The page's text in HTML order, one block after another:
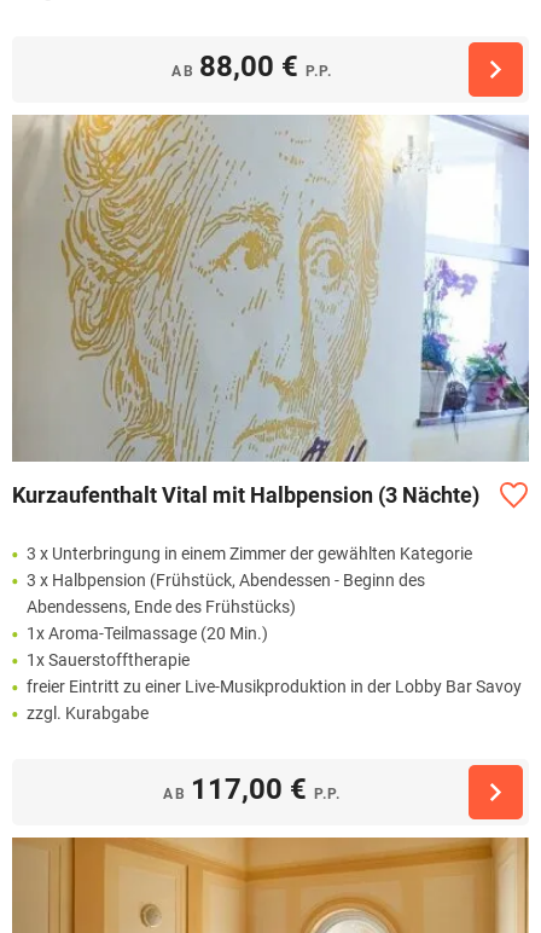
AB 88,00 € P.P.
Kurzaufenthalt Vital mit Halbpension (3 Nächte)
3 x Unterbringung in einem Zimmer der gewählten Kategorie
3 x Halbpension (Frühstück, Abendessen - Beginn des
Abendessens, Ende des Frühstücks)
1x Aroma-Teilmassage (20 Min.)
1x Sauerstofftherapie
freier Eintritt zu einer Live-Musikproduktion in der Lobby Bar Savoy
zzgl. Kurabgabe
AB 117,00 € P.P.